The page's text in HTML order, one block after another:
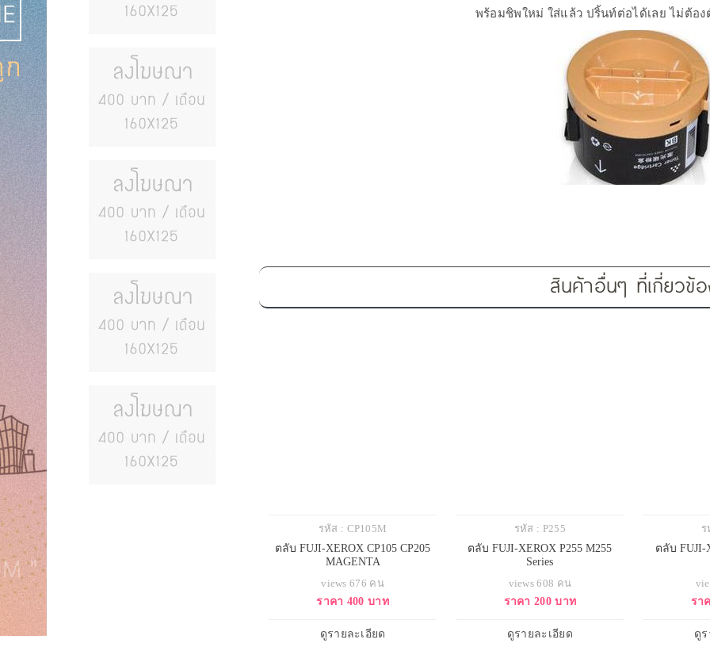
พร้อมชิพใหม่ ใส่แล้ว ปริ้นท์ต่อได้เลย ไม่ต้อง
สินค้าอื่นๆ ที่เกี่ยวข้
รหัส : CP105M
ตลับ FUJI-XEROX CP105 CP205
MAGENTA
views 676 คน
ราคา 400 บาท
ดูรายละเอียด
รหัส : P255
ตลับ FUJI-XEROX P255 M255
Series
views 608 คน
ราคา 200 บาท
ดูรายละเอียด
ร
ตลับ FUJI-
รา
ดูร